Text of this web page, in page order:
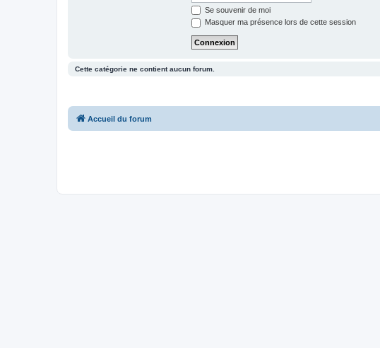
Se souvenir de moi
Masquer ma présence lors de cette session
Cette catégorie ne contient aucun forum.
Accueil du forum